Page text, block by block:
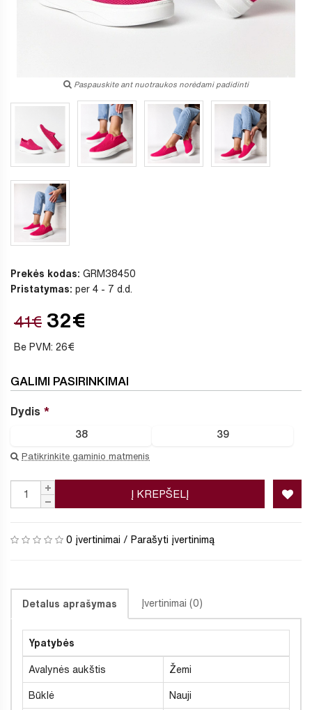
Paspauskite ant nuotraukos norėdami padidinti
Prekės kodas: GRM38450
Pristatymas: per 4 - 7 d.d.
41€ 32€
Be PVM: 26€
GALIMI PASIRINKIMAI
Dydis
38 39
Patikrinkite gaminio matmenis
Į KREPŠELĮ
0 įvertinimai / Parašyti įvertinimą
Detalus aprašymas Įvertinimai (0)
Ypatybės
Avalynės aukštis Žemi
Būklė Nauji